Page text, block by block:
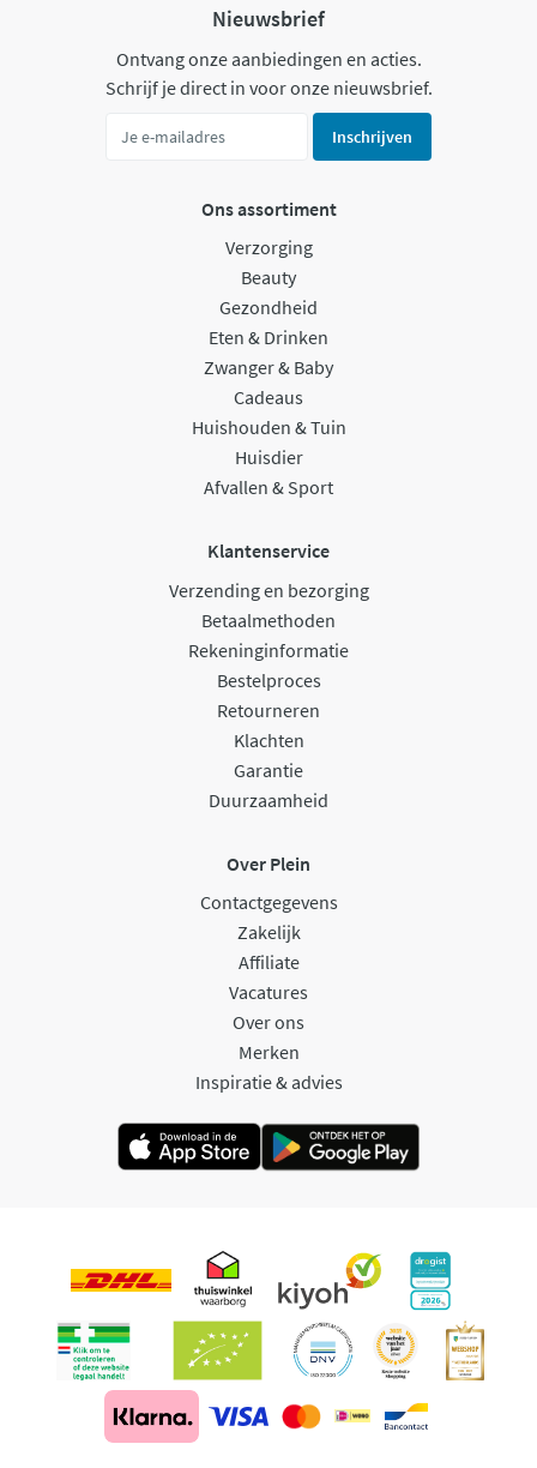
Nieuwsbrief
Ontvang onze aanbiedingen en acties.
Schrijf je direct in voor onze nieuwsbrief.
Inschrijven
Ons assortiment
Verzorging
Beauty
Gezondheid
Eten & Drinken
Zwanger & Baby
Cadeaus
Huishouden & Tuin
Huisdier
Afvallen & Sport
Klantenservice
Verzending en bezorging
Betaalmethoden
Rekeninginformatie
Bestelproces
Retourneren
Klachten
Garantie
Duurzaamheid
Over Plein
Contactgegevens
Zakelijk
Affiliate
Vacatures
Over ons
Merken
Inspiratie & advies